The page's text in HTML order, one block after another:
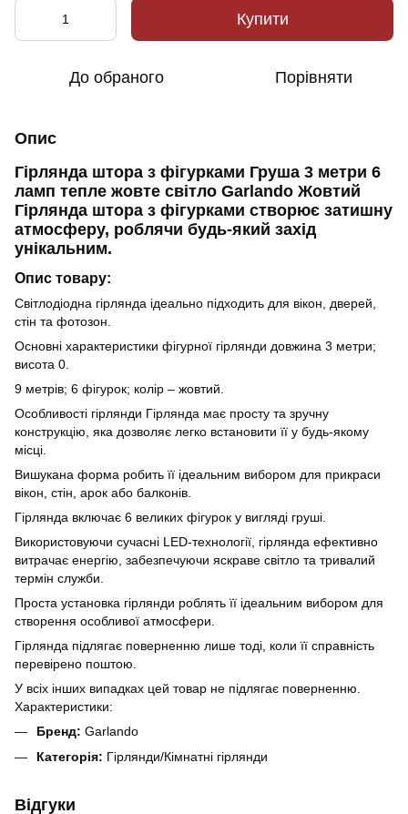
Купити
До обраного Порівняти
Опис
Гірлянда штора з фігурками Груша 3 метри 6
ламп тепле жовте світло Garlando Жовтий
Гірлянда штора з фігурками створює затишну
атмосферу, роблячи будь-який захід
унікальним.
Опис товару:
Світлодіодна гірлянда ідеально підходить для вікон, дверей,
стін та фотозон.
Основні характеристики фігурної гірлянди довжина 3 метри;
висота 0.
9 метрів; 6 фігурок; колір – жовтий.
Особливості гірлянди Гірлянда має просту та зручну
конструкцію, яка дозволяє легко встановити її у будь-якому
місці.
Вишукана форма робить її ідеальним вибором для прикраси
вікон, стін, арок або балконів.
Гірлянда включає 6 великих фігурок у вигляді груші.
Використовуючи сучасні LED-технології, гірлянда ефективно
витрачає енергію, забезпечуючи яскраве світло та тривалий
термін служби.
Проста установка гірлянди роблять її ідеальним вибором для
створення особливої ​​атмосфери.
Гірлянда підлягає поверненню лише тоді, коли її справність
перевірено поштою.
У всіх інших випадках цей товар не підлягає поверненню.
Характеристики:
Бренд: Garlando
Категорія: Гірлянди/Кімнатні гірлянди
Відгуки